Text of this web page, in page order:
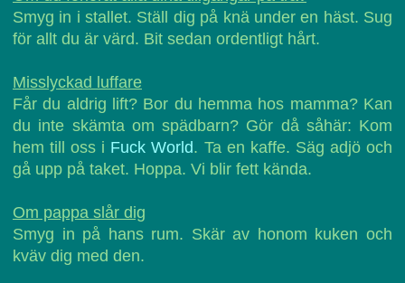
Smyg in i stallet. Ställ dig på knä under en häst. Sug
för allt du är värd. Bit sedan ordentligt hårt.
Misslyckad luffare
Får du aldrig lift? Bor du hemma hos mamma? Kan
du inte skämta om spädbarn? Gör då såhär: Kom
hem till oss i Fuck World. Ta en kaffe. Säg adjö och
gå upp på taket. Hoppa. Vi blir fett kända.
Om pappa slår dig
Smyg in på hans rum. Skär av honom kuken och
kväv dig med den.